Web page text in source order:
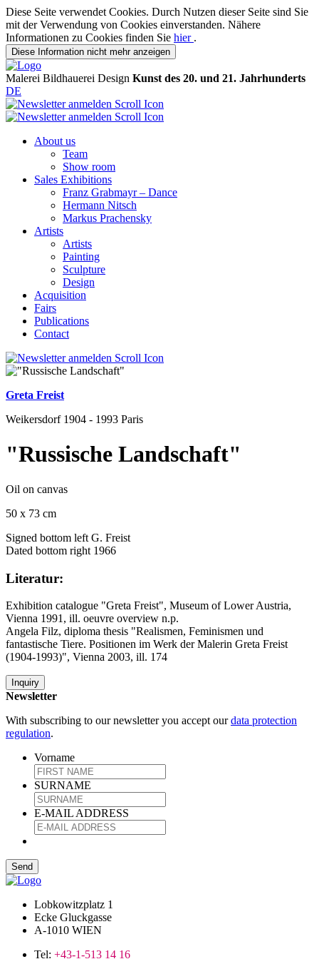
Diese Seite verwendet Cookies. Durch Nutzen dieser Seite sind Sie
mit der Verwendung von Cookies einverstanden. Nähere
Informationen zu Cookies finden Sie hier .
Diese Information nicht mehr anzeigen
Malerei Bildhauerei Design Kunst des 20. und 21. Jahrhunderts
DE
About us
Team
Show room
Sales Exhibitions
Franz Grabmayr – Dance
Hermann Nitsch
Markus Prachensky
Artists
Artists
Painting
Sculpture
Design
Acquisition
Fairs
Publications
Contact
Greta Freist
Weikersdorf 1904 - 1993 Paris
"Russische Landschaft"
Oil on canvas
50 x 73 cm
Signed bottom left G. Freist
Dated bottom right 1966
Literatur:
Exhibition catalogue "Greta Freist", Museum of Lower Austria,
Vienna 1991, ill. oeuvre overview n.p.
Angela Filz, diploma thesis "Realismen, Feminismen und
fantastische Tiere. Positionen im Werk der Malerin Greta Freist
(1904-1993)", Vienna 2003, ill. 174
Inquiry
Newsletter
With subscribing to our newsletter you accept ourdata protection
regulation.
Vorname
SURNAME
E-MAIL ADDRESS
Lobkowitzplatz 1
Ecke Gluckgasse
A-1010 WIEN
Tel: +43-1-513 14 16